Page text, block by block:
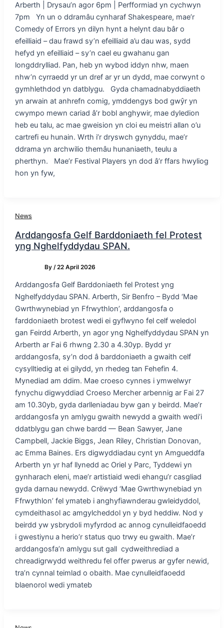
Arberth | Drysau’n agor 6pm | Perfformiad yn cychwyn
7pm Yn un o ddramâu cynharaf Shakespeare, mae’r
Comedy of Errors yn dilyn hynt a helynt dau bâr o
efeilliaid – dau frawd sy’n efeilliaid a’u dau was, sydd
hefyd yn efeilliaid – sy’n cael eu gwahanu gan
longddrylliad. Pan, heb yn wybod iddyn nhw, maen
nhw’n cyrraedd yr un dref ar yr un dydd, mae corwynt o
gymhlethdod yn datblygu. Gyda chamadnabyddiaeth
yn arwain at anhrefn comig, ymddengys bod gwŷr yn
cwympo mewn cariad â’r bobl anghywir, mae dyledion
heb eu talu, ac mae gweision yn cloi eu meistri allan o’u
cartrefi eu hunain. Wrth i’r dryswch gynyddu, mae’r
ddrama yn archwilio themâu hunaniaeth, teulu a
pherthyn. Mae’r Festival Players yn dod â’r ffars hwyliog
hon yn fyw,
News
Arddangosfa Gelf Barddoniaeth fel Protest
yng Nghelfyddydau SPAN.
By /22 April 2026
Arddangosfa Gelf Barddoniaeth fel Protest yng
Nghelfyddydau SPAN. Arberth, Sir Benfro – Bydd ‘Mae
Gwrthwynebiad yn Ffrwythlon’, arddangosfa o
farddoniaeth brotest wedi ei gyflwyno fel celf weledol
gan Feirdd Arberth, yn agor yng Nghelfyddydau SPAN yn
Arberth ar Fai 6 rhwng 2.30 a 4.30yp. Bydd yr
arddangosfa, sy’n dod â barddoniaeth a gwaith celf
cysylltiedig at ei gilydd, yn rhedeg tan Fehefin 4.
Mynediad am ddim. Mae croeso cynnes i ymwelwyr
fynychu digwyddiad Croeso Mercher arbennig ar Fai 27
am 10.30yb, gyda darlleniadau byw gan y beirdd. Mae’r
arddangosfa yn amlygu gwaith newydd a gwaith wedi’i
ddatblygu gan chwe bardd — Bean Sawyer, Jane
Campbell, Jackie Biggs, Jean Riley, Christian Donovan,
ac Emma Baines. Ers digwyddiadau cynt yn Amgueddfa
Arberth yn yr haf llynedd ac Oriel y Parc, Tyddewi yn
gynharach eleni, mae’r artistiaid wedi ehangu’r casgliad
gyda darnau newydd. Crëwyd ‘Mae Gwrthwynebiad yn
Ffrwythlon’ fel ymateb i anghyfiawnderau gwleidyddol,
cymdeithasol ac amgylcheddol yn y byd heddiw. Nod y
beirdd yw ysbrydoli myfyrdod ac annog cynulleidfaoedd
i gwestiynu a herio’r status quo trwy eu gwaith. Mae’r
arddangosfa’n amlygu sut gall cydweithrediad a
chreadigrwydd weithredu fel offer pwerus ar gyfer newid,
tra’n cynnal teimlad o obaith. Mae cynulleidfaoedd
blaenorol wedi ymateb